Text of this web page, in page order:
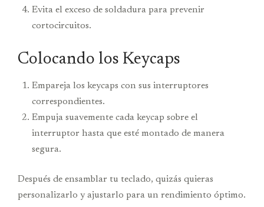
Evita el exceso de soldadura para prevenir
cortocircuitos.
Colocando los Keycaps
Empareja los keycaps con sus interruptores
correspondientes.
Empuja suavemente cada keycap sobre el
interruptor hasta que esté montado de manera
segura.
Después de ensamblar tu teclado, quizás quieras
personalizarlo y ajustarlo para un rendimiento óptimo.